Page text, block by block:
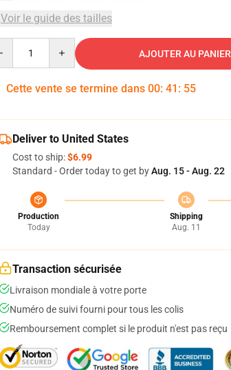
Voir le guide des tailles
AJOUTER AU PANIER
Cette vente se termine dans 00: 41 : 54
Deliver to United States
Cost to ship:$6.99
Standard - Order today to get byAug. 15 - Aug. 22
Production
Today
Shipping
Aug. 11
Transaction sécurisée
Livraison mondiale à votre porte
Numéro de suivi fourni pour tous les colis
Remboursement complet si le produit n'est pas reçu